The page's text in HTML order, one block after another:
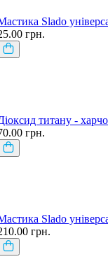
Slado
грн.
титану -
грн.
Slado
грн.